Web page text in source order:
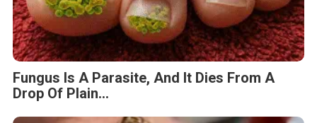
Fungus Is A Parasite, And It Dies From A
Drop Of Plain...